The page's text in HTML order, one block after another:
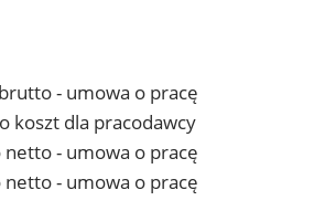
- umowa o pracę
koszt dla pracodawcy
- umowa o pracę
- umowa o pracę